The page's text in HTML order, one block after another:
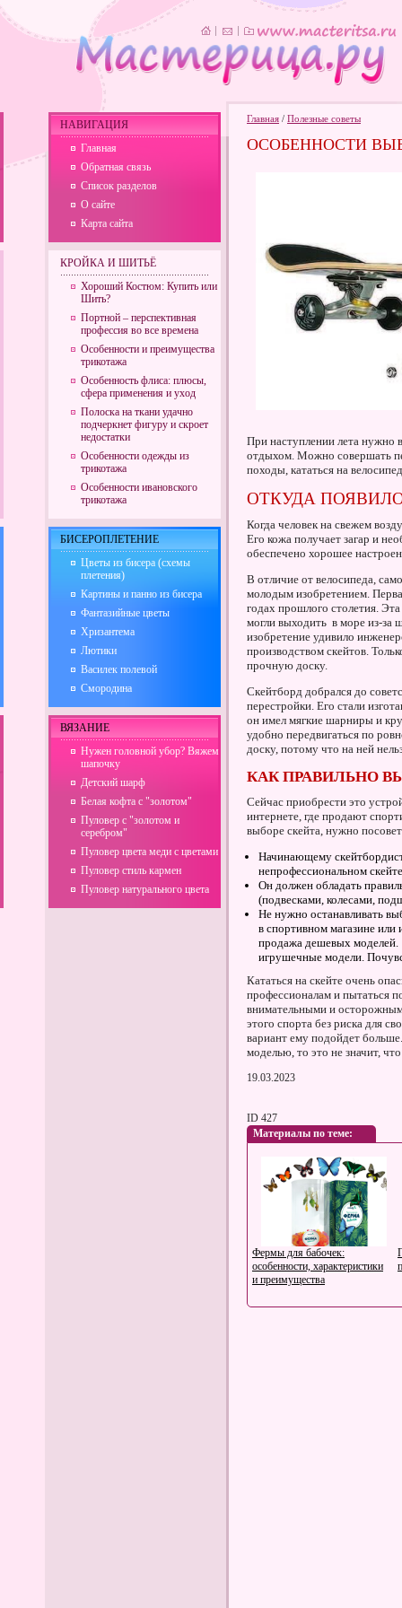
Главная / Полезные советы
ОСОБЕННОСТИ
При наступлении лета нужно
отдыхом. Можно совершать
походы, кататься на
ОТКУДА
Когда человек на свежем
Его кожа получает загар и
обеспечено хорошее
В отличие от велосипеда,
молодым изобретением.
годах прошлого столетия.
могли выходить в море из-
изобретение удивило
производством скейтов.
прочную доску.
Скейтборд добрался до
перестройки. Его стали
он имел мягкие шарниры и
удобно передвигаться по
доску, потому что на ней
КАК ПРАВИЛЬНО
Сейчас приобрести это
интернете, где продают
выборе скейта, нужно
Начинающему
непрофессиональном
Он должен обладать
(подвесками, колесами,
Не нужно останавливать
в спортивном магазине или
продажа дешевых моделей.
игрушечные модели.
Кататься на скейте очень
профессионалам и пытаться
внимательными и
этого спорта без риска для
вариант ему подойдет
моделью, то это не значит,
19.03.2023
ID 427
Материалы по теме:
Фермы для бабочек:
особенности, характеристики
и преимущества
НАВИГАЦИЯ
Главная
Обратная связь
Список разделов
О сайте
Карта сайта
КРОЙКА И ШИТЬЁ
Хороший Костюм: Купить или
Шить?
Портной – перспективная
профессия во все времена
Особенности и преимущества
трикотажа
Особенность флиса: плюсы,
сфера применения и уход
Полоска на ткани удачно
подчеркнет фигуру и скроет
недостатки
Особенности одежды из
трикотажа
Особенности ивановского
трикотажа
БИСЕРОПЛЕТЕНИЕ
Цветы из бисера (схемы
плетения)
Картины и панно из бисера
Фантазийные цветы
Хризантема
Лютики
Василек полевой
Смородина
ВЯЗАНИЕ
Нужен головной убор? Вяжем
шапочку
Детский шарф
Белая кофта с "золотом"
Пуловер с "золотом и
серебром"
Пуловер цвета меди с цветами
Пуловер стиль кармен
Пуловер натурального цвета